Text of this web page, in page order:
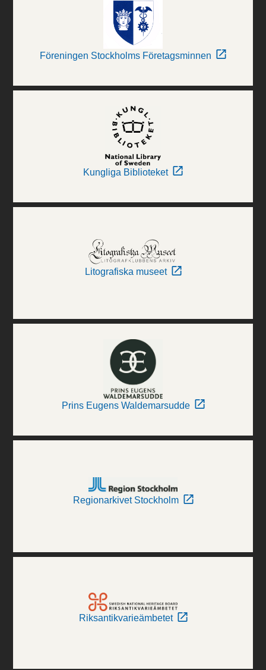
Föreningen Stockholms Företagsminnen
Kungliga Biblioteket
Litografiska museet
Prins Eugens Waldemarsudde
Regionarkivet Stockholm
Riksantikvarieämbetet